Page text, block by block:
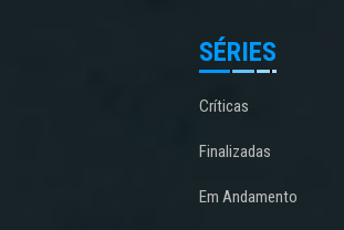
SÉRIES
Críticas
Finalizadas
Em Andamento